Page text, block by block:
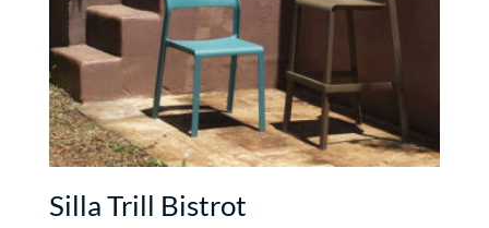
Silla Trill Bistrot